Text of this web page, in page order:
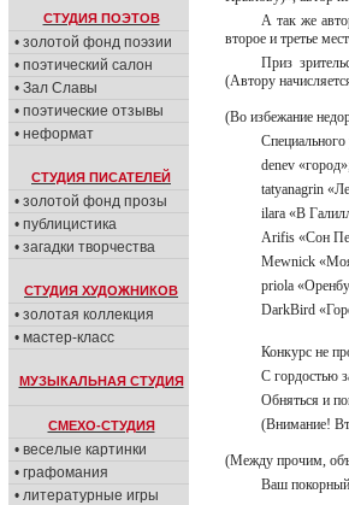
СТУДИЯ ПОЭТОВ
• золотой фонд поэзии
• поэтический салон
• Зал Славы
• поэтические отзывы
• неформат
СТУДИЯ ПИСАТЕЛЕЙ
• золотой фонд прозы
• публицистика
• загадки творчества
СТУДИЯ ХУДОЖНИКОВ
• золотая коллекция
• мастер-класс
МУЗЫКАЛЬНАЯ СТУДИЯ
СМЕХО-СТУДИЯ
• веселые картинки
• графомания
• литературные игры
А так же
второе и третье
Приз
(Автору
(Во избежание
denev
tatyanagrin
ilara «В
Arifis «Сон
Mewnick
priola
DarkBird
Конкурс не
С гордостью
Обняться и
(Внимание!
(Между прочим,
Ваш покорный